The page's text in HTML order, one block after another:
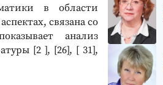
в области
связана со
анализ
[2 ], [26], [ 31],